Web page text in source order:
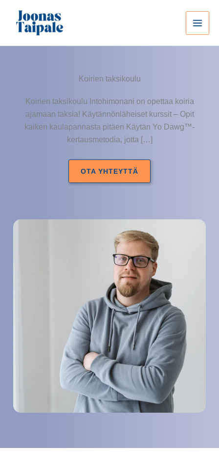
sisältöön
Koirien taksikoulu
Koirien taksikoulu Intohimonani on opettaa koiria
ajamaan taksia! Käytännönläheiset kurssit – Opit
kaiken kaulapannasta pitäen Käytän Yo Dawg™-
kertausmetodia, jotta […]
OTA YHTEYTTÄ